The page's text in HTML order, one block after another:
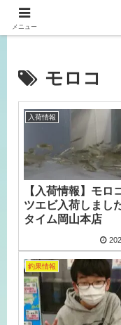
広島、岡山
モロコ
入荷情報
【入荷情報】モロ
ツエビ入荷しまし
タイム岡山本店
釣果情報
メニュー